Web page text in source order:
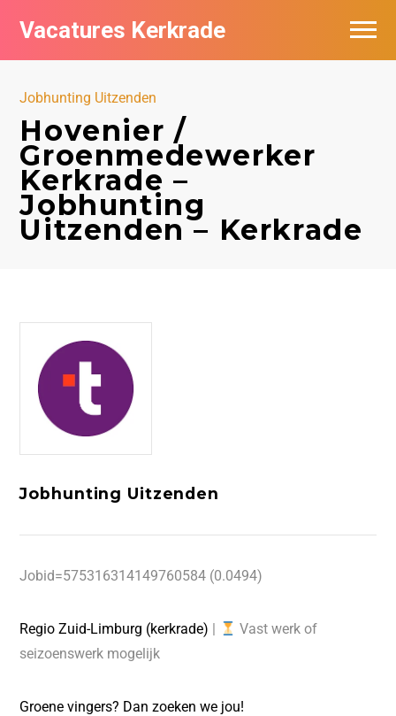
Vacatures Kerkrade
Jobhunting Uitzenden
Hovenier /
Groenmedewerker
Kerkrade –
Jobhunting
Uitzenden – Kerkrade
Jobhunting Uitzenden
Jobid=575316314149760584 (0.0494)
Regio Zuid-Limburg (kerkrade) |
Vast werk of
seizoenswerk mogelijk
Groene vingers? Dan zoeken we jou!
Vacatures per bedrijf in Kerkrade